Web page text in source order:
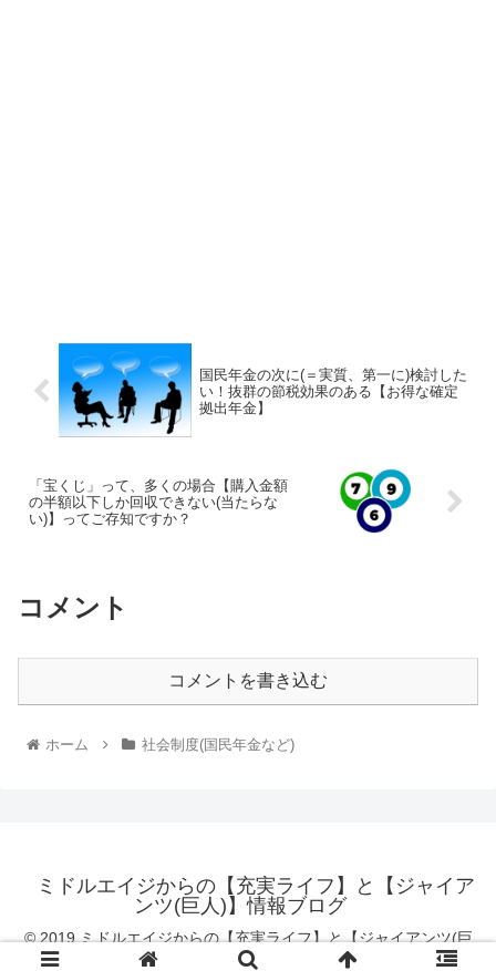
国民年金の次に(＝実質、第一に)検討した
い！抜群の節税効果のある【お得な確定
拠出年金】
「宝くじ」って、多くの場合【購入金額
の半額以下しか回収できない(当たらな
い)】ってご存知ですか？
コメント
コメントを書き込む
ホーム 社会制度(国民年金など)
ミドルエイジからの【充実ライフ】と【ジャイア
ンツ(巨人)】情報ブログ
© 2019 ミドルエイジからの【充実ライフ】と【ジャイアンツ(巨
人)】情報ブログ.